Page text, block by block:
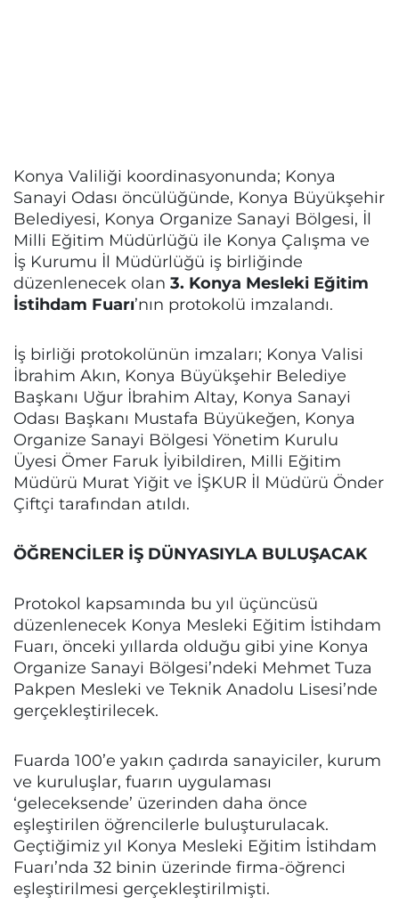
Konya Valiliği koordinasyonunda; Konya
Sanayi Odası öncülüğünde, Konya Büyükşehir
Belediyesi, Konya Organize Sanayi Bölgesi, İl
Milli Eğitim Müdürlüğü ile Konya Çalışma ve
İş Kurumu İl Müdürlüğü iş birliğinde
düzenlenecek olan 3. Konya Mesleki Eğitim
İstihdam Fuarı’nın protokolü imzalandı.
İş birliği protokolünün imzaları; Konya Valisi
İbrahim Akın, Konya Büyükşehir Belediye
Başkanı Uğur İbrahim Altay, Konya Sanayi
Odası Başkanı Mustafa Büyükeğen, Konya
Organize Sanayi Bölgesi Yönetim Kurulu
Üyesi Ömer Faruk İyibildiren, Milli Eğitim
Müdürü Murat Yiğit ve İŞKUR İl Müdürü Önder
Çiftçi tarafından atıldı.
ÖĞRENCİLER İŞ DÜNYASIYLA BULUŞACAK
Protokol kapsamında bu yıl üçüncüsü
düzenlenecek Konya Mesleki Eğitim İstihdam
Fuarı, önceki yıllarda olduğu gibi yine Konya
Organize Sanayi Bölgesi’ndeki Mehmet Tuza
Pakpen Mesleki ve Teknik Anadolu Lisesi’nde
gerçekleştirilecek.
Fuarda 100’e yakın çadırda sanayiciler, kurum
ve kuruluşlar, fuarın uygulaması
‘geleceksende’ üzerinden daha önce
eşleştirilen öğrencilerle buluşturulacak.
Geçtiğimiz yıl Konya Mesleki Eğitim İstihdam
Fuarı’nda 32 binin üzerinde firma-öğrenci
eşleştirilmesi gerçekleştirilmişti.